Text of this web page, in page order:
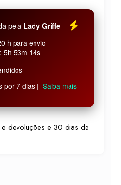
pela Lady Griffe
h para envio
5h 53m 14s
por 7 dias | Saiba mais
devoluções e 30 dias de